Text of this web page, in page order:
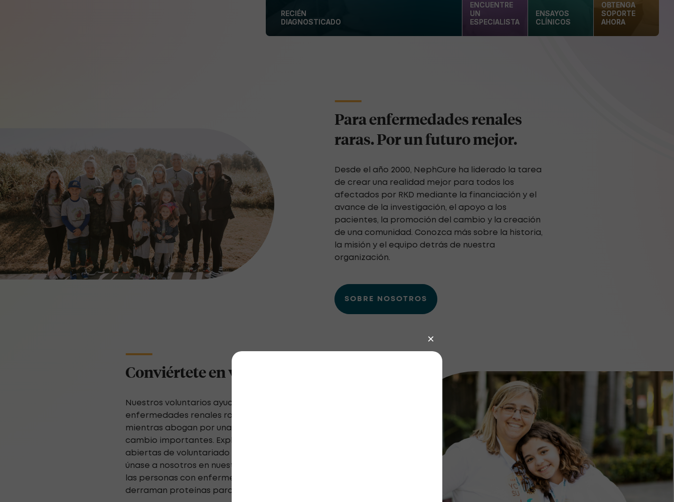
RECIÉN
DIAGNOSTICADO
ENCUENTRE
UN
ESPECIALISTA
ENSAYOS
CLÍNICOS
OBTENGA
SOPORTE
AHORA
Para enfermedades renales
raras. Por un futuro mejor.
Desde el año 2000, NephCure ha liderado la tarea
de crear una realidad mejor para todos los
afectados por RKD mediante la financiación y el
avance de la investigación, el apoyo a los
pacientes, la promoción del cambio y la creación
de una comunidad. Conozca más sobre la historia,
la misión y el equipo detrás de nuestra
organización.
SOBRE NOSOTROS
Conviértete en voluntario
Nuestros voluntarios ayudan a la comunidad de
enfermedades renales raras (RKD) a prosperar
mientras abogan por una concienciación y un
cambio importantes. Explore oportunidades
abiertas de voluntariado que necesitan su apoyo y
únase a nosotros en nuestra misión de capacitar a
las personas con enfermedades renales raras que
derraman proteínas para que recuperen su salud.